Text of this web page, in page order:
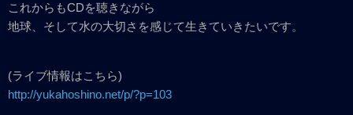
これからもCDを聴きながら
地球、そして水の大切さを感じて生きていきたいです。
(ライブ情報はこちら)
http://yukahoshino.net/p/?p=103